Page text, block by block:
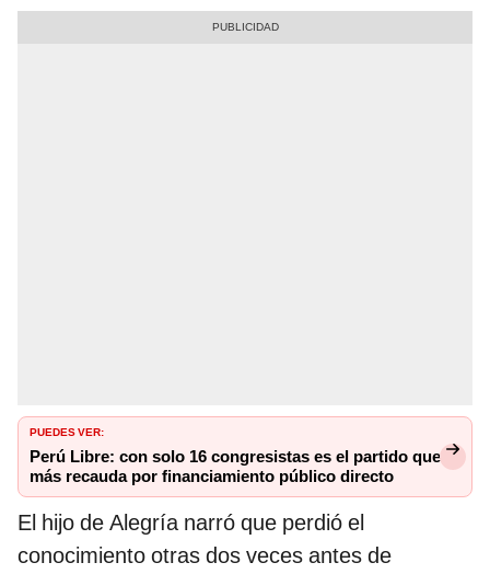
PUEDES VER:
Perú Libre: con solo 16 congresistas es el partido que
más recauda por financiamiento público directo
El hijo de Alegría narró que perdió el
conocimiento otras dos veces antes de